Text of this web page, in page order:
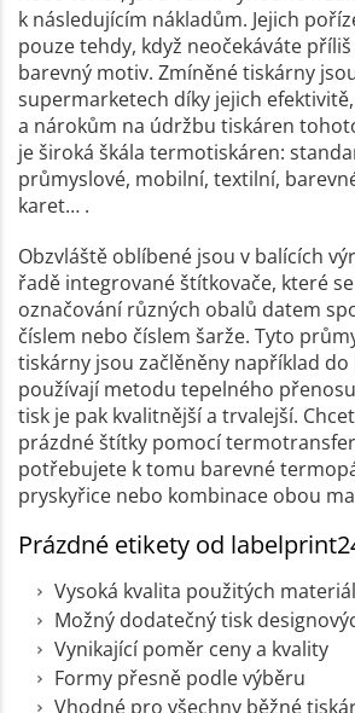
k následujícím nákladům. Jejich
pouze tehdy, když neočekáváte
barevný motiv. Zmíněné tiskárny
supermarketech díky jejich
a nárokům na údržbu tiskáren
je široká škála termotiskáren:
průmyslové, mobilní, textilní,
karet… .
Obzvláště oblíbené jsou v balících
řadě integrované štítkovače, které
označování různých obalů datem
číslem nebo číslem šarže. Tyto
tiskárny jsou začlěněny například
používají metodu tepelného
tisk je pak kvalitnější a trvalejší.
prázdné štítky pomocí
potřebujete k tomu barevné
pryskyřice nebo kombinace obou
Prázdné etikety od
Vysoká kvalita použitých
Možný dodatečný tisk
Vynikající poměr ceny a kvality
Formy přesně podle výběru
Vhodné pro všechny běžné